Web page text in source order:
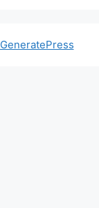
GeneratePress